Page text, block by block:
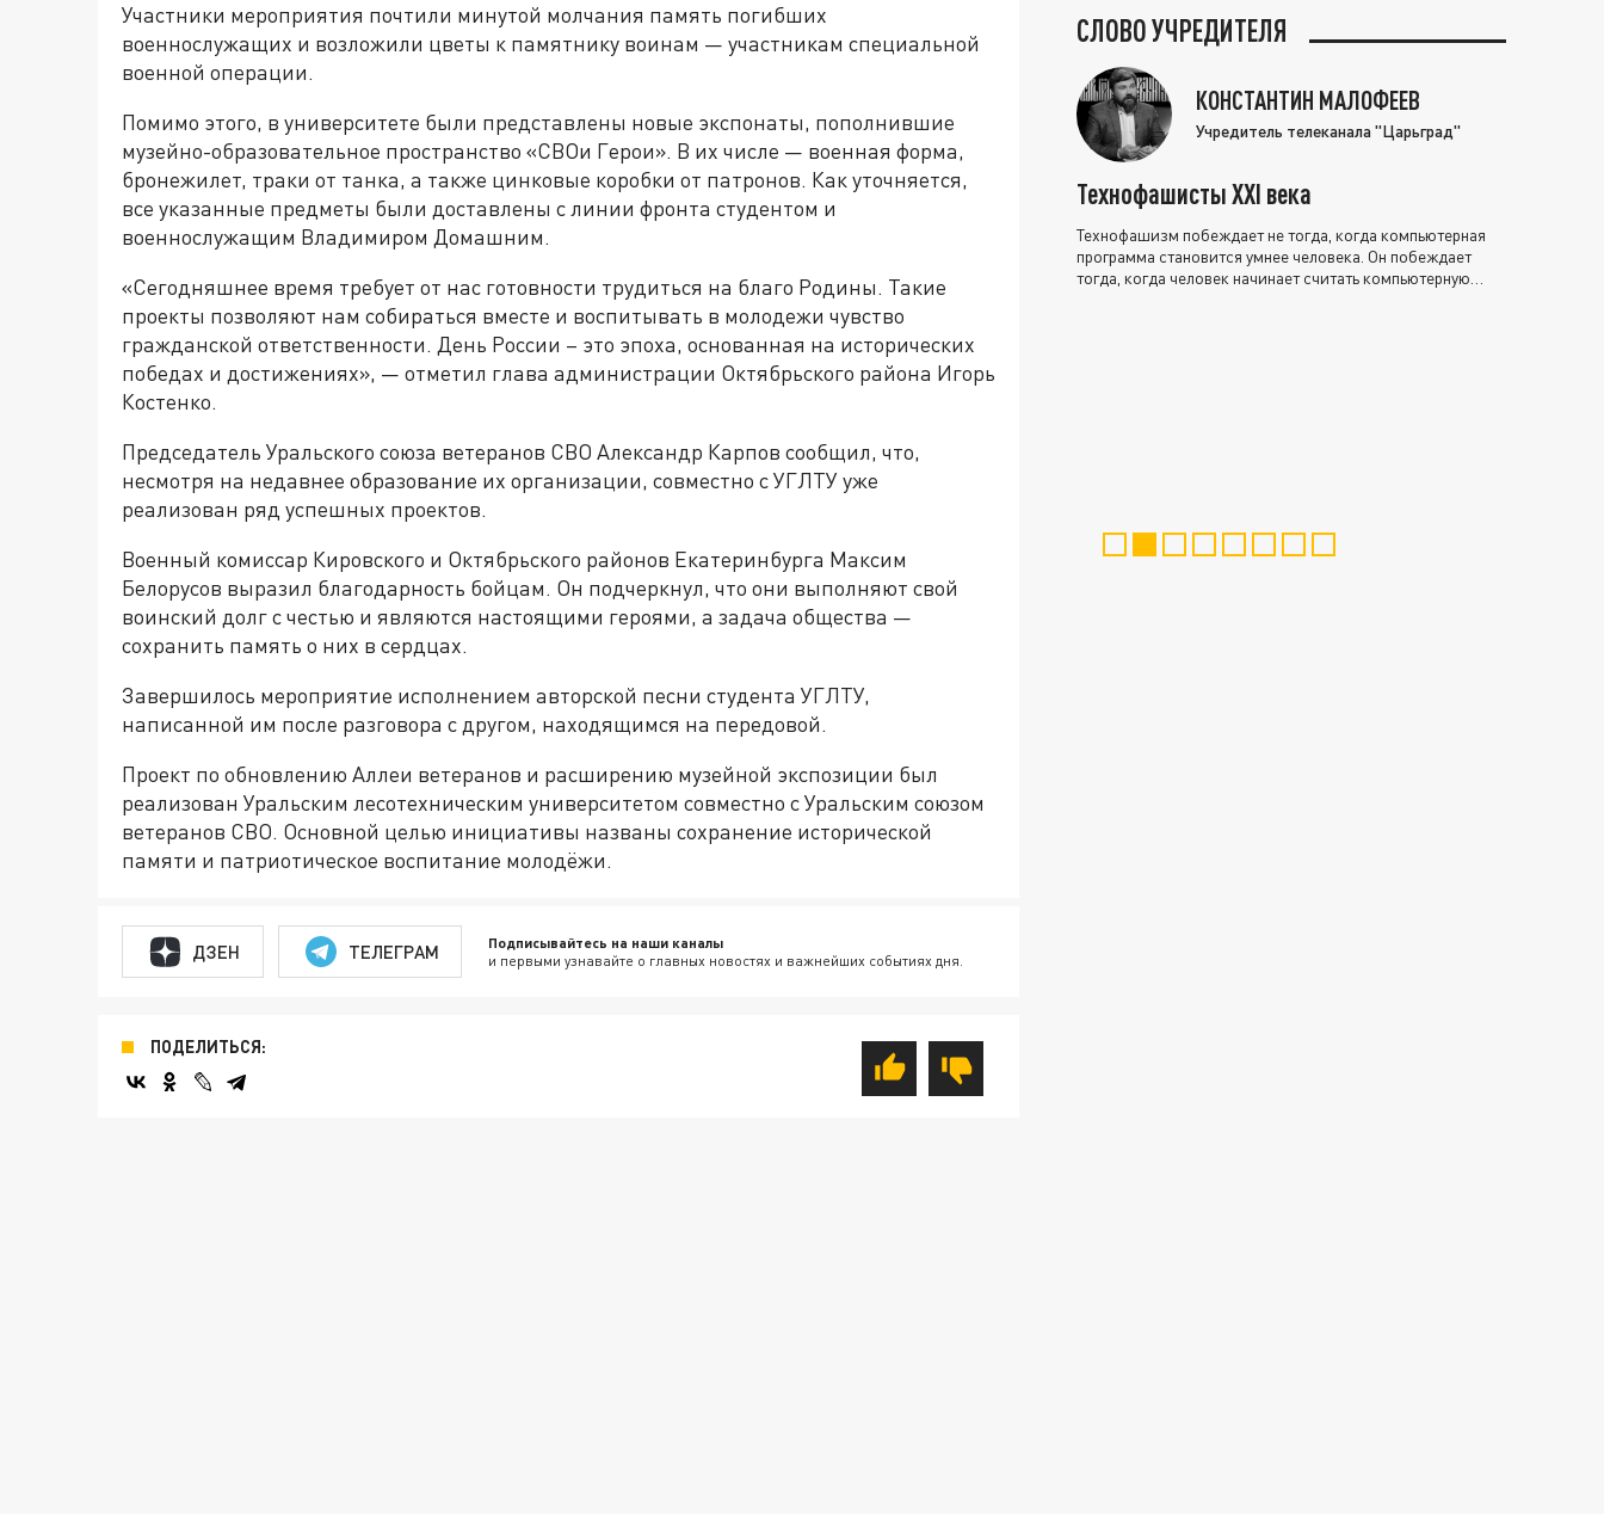
Участники мероприятия почтили минутой молчания память погибших
военнослужащих и возложили цветы к памятнику воинам — участникам специальной
военной операции.
Помимо этого, в университете были представлены новые экспонаты, пополнившие
музейно-образовательное пространство «СВОи Герои». В их числе — военная форма,
бронежилет, траки от танка, а также цинковые коробки от патронов. Как уточняется,
все указанные предметы были доставлены с линии фронта студентом и
военнослужащим Владимиром Домашним.
«Сегодняшнее время требует от нас готовности трудиться на благо Родины. Такие
проекты позволяют нам собираться вместе и воспитывать в молодежи чувство
гражданской ответственности. День России – это эпоха, основанная на исторических
победах и достижениях», — отметил глава администрации Октябрьского района Игорь
Костенко.
Председатель Уральского союза ветеранов СВО Александр Карпов сообщил, что,
несмотря на недавнее образование их организации, совместно с УГЛТУ уже
реализован ряд успешных проектов.
Военный комиссар Кировского и Октябрьского районов Екатеринбурга Максим
Белорусов выразил благодарность бойцам. Он подчеркнул, что они выполняют свой
воинский долг с честью и являются настоящими героями, а задача общества —
сохранить память о них в сердцах.
Завершилось мероприятие исполнением авторской песни студента УГЛТУ,
написанной им после разговора с другом, находящимся на передовой.
Проект по обновлению Аллеи ветеранов и расширению музейной экспозиции был
реализован Уральским лесотехническим университетом совместно с Уральским союзом
ветеранов СВО. Основной целью инициативы названы сохранение исторической
памяти и патриотическое воспитание молодёжи.
ДЗЕН ТЕЛЕГРАМ Подписывайтесь на наши каналы
и первыми узнавайте о главных новостях и важнейших событиях дня.
ПОДЕЛИТЬСЯ:
СЛОВО УЧРЕДИТЕЛЯ
КОНСТАНТИН МАЛОФЕЕВ
Учредитель телеканала "Царьград"
Технофашисты XXI века
Технофашизм побеждает не тогда, когда компьютерная
программа становится умнее человека. Он побеждает
тогда, когда человек начинает считать компьютерную